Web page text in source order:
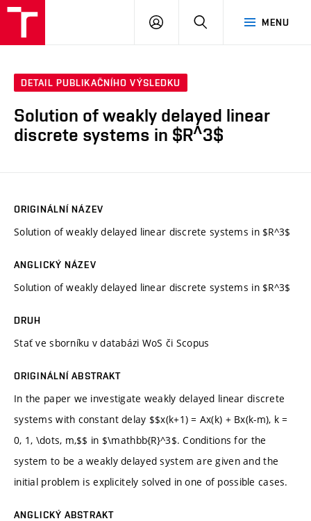
MENU
PŘIHLÁSIT
DETAIL PUBLIKAČNÍHO VÝSLEDKU
Solution of weakly delayed linear
discrete systems in $R^3$
ORIGINÁLNÍ NÁZEV
Solution of weakly delayed linear discrete systems in $R^3$
ANGLICKÝ NÁZEV
Solution of weakly delayed linear discrete systems in $R^3$
DRUH
Stať ve sborníku v databázi WoS či Scopus
ORIGINÁLNÍ ABSTRAKT
In the paper we investigate weakly delayed linear discrete
systems with constant delay $$x(k+1) = Ax(k) + Bx(k-m), k =
0, 1, \dots, m,$$ in $\mathbb{R}^3$. Conditions for the
system to be a weakly delayed system are given and the
initial problem is explicitely solved in one of possible cases.
ANGLICKÝ ABSTRAKT